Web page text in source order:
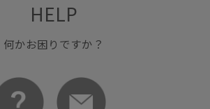
HELP
何かお困りですか？